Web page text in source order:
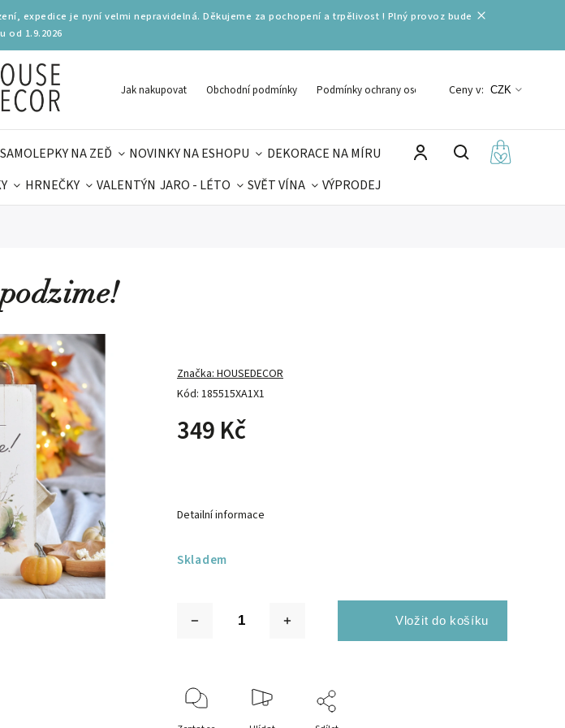
expedice je nyní velmi nepravidelná. Děkujeme za pochopení a trpělivost ! Plný provoz bude
od 1.9.2026
Jak nakupovat Obchodní podmínky Podmínky ochrany osobních údajů
Ceny v: CZK
SAMOLEPKY NA ZEĎ NOVINKY NA ESHOPU
DEKORACE NA MÍRU
HRNEČKY VALENTÝN JARO - LÉTO SVĚT VÍNA
VÝPRODEJ
Kód: 185515XA1X1
Značka:HOUSEDECOR
349 Kč
Skladem
Detailní informace